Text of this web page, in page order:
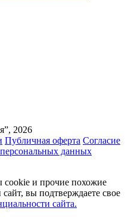
2026
Публичная оферта Согласие
персональных данных
cookie и прочие похожие
вы подтверждаете свое
сайта.